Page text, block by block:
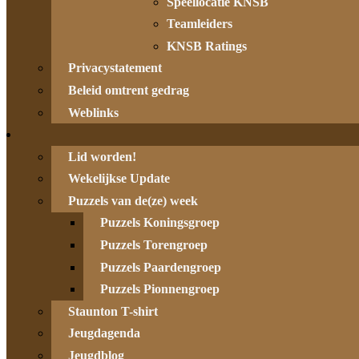
Teamleiders
KNSB Ratings
Privacystatement
Beleid omtrent gedrag
Weblinks
Lid worden!
Wekelijkse Update
Puzzels van de(ze) week
Puzzels Koningsgroep
Puzzels Torengroep
Puzzels Paardengroep
Puzzels Pionnengroep
Staunton T-shirt
Jeugdagenda
Jeugdblog